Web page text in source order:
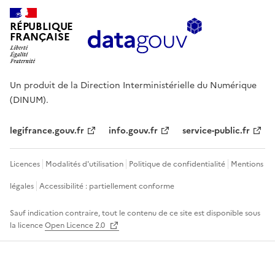
RÉPUBLIQUE
FRANÇAISE
Un produit de la Direction Interministérielle du Numérique
(DINUM).
legifrance.gouv.fr info.gouv.fr service-public.fr
Licences Modalités d'utilisation Politique de confidentialité Mentions
légales Accessibilité : partiellement conforme
Sauf indication contraire, tout le contenu de ce site est disponible sous
la licenceOpen Licence 2.0